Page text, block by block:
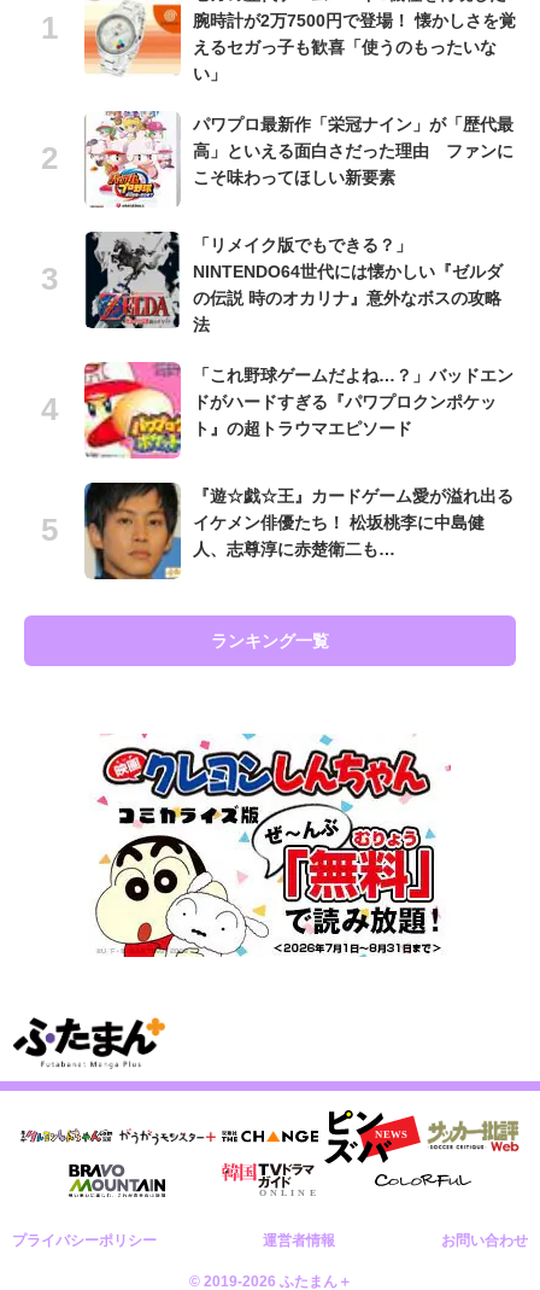
腕時計が2万7500円で登場！ 懐かしさを覚
えるセガっ子も歓喜「使うのもったいな
い」
パワプロ最新作「栄冠ナイン」が「歴代最
高」といえる面白さだった理由 ファンに
こそ味わってほしい新要素
「リメイク版でもできる？」
NINTENDO64世代には懐かしい『ゼルダ
の伝説 時のオカリナ』意外なボスの攻略
法
「これ野球ゲームだよね…？」バッドエン
ドがハードすぎる『パワプロクンポケッ
ト』の超トラウマエピソード
『遊☆戯☆王』カードゲーム愛が溢れ出る
イケメン俳優たち！ 松坂桃李に中島健
人、志尊淳に赤楚衛二も…
ランキング一覧
プライバシーポリシー 運営者情報 お問い合わせ
© 2019-2026 ふたまん＋